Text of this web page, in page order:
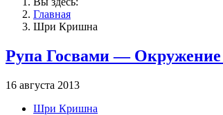
Главная
Шри Кришна
Рупа Госвами —
16 августа 2013
Шри Кришна